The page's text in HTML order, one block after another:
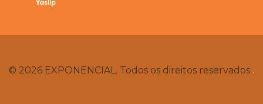
© 2026 EXPONENCIAL. Todos os direitos reservados .